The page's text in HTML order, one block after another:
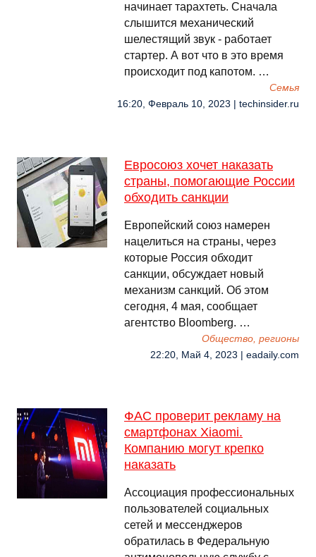
начинает тарахтеть. Сначала
слышится механический
шелестящий звук - работает
стартер. А вот что в это время
происходит под капотом. …
Семья
16:20, Февраль 10, 2023 | techinsider.ru
Евросоюз хочет наказать
страны, помогающие России
обходить санкции
Европейский союз намерен
нацелиться на страны, через
которые Россия обходит
санкции, обсуждает новый
механизм санкций. Об этом
сегодня, 4 мая, сообщает
агентство Bloomberg. …
Общество, регионы
22:20, Май 4, 2023 | eadaily.com
ФАС проверит рекламу на
смартфонах Xiaomi.
Компанию могут крепко
наказать
Ассоциация профессиональных
пользователей социальных
сетей и мессенджеров
обратилась в Федеральную